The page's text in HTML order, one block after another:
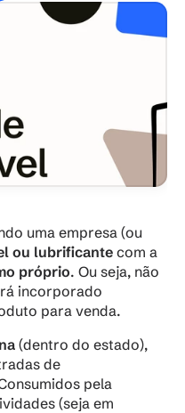
uma empresa (ou
ou lubrificante com a
próprio. Ou seja, não
incorporado
para venda.
(dentro do estado),
de
pela
(seja em